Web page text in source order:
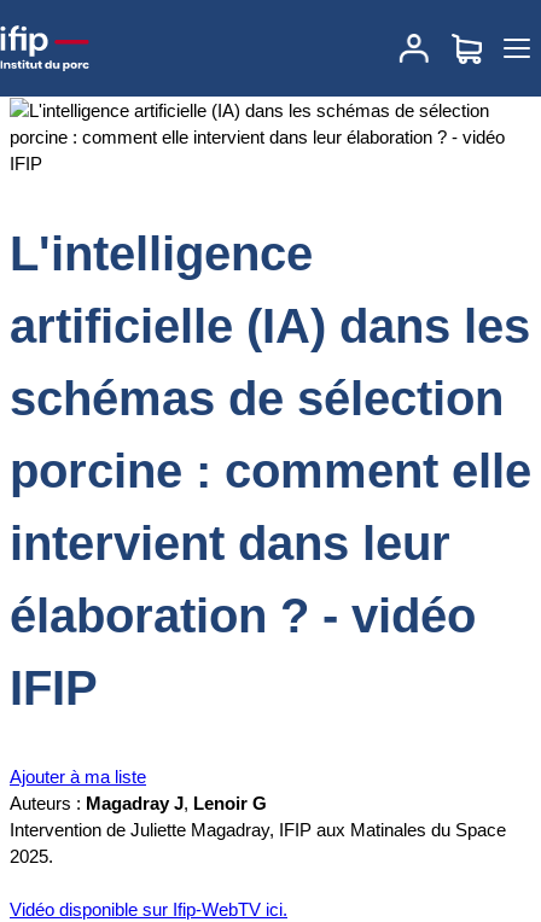
Accueil
L'intelligence artificielle (IA) dans les
schémas de sélection porcine : comment elle intervient dans leur
L'intelligence
artificielle (IA) dans les
schémas de sélection
porcine : comment elle
intervient dans leur
élaboration ? - vidéo
IFIP
Ajouter à ma liste
Auteurs : Magadray J, Lenoir G
Intervention de Juliette Magadray, IFIP aux Matinales du Space
2025.
Vidéo disponible sur Ifip-WebTV ici.